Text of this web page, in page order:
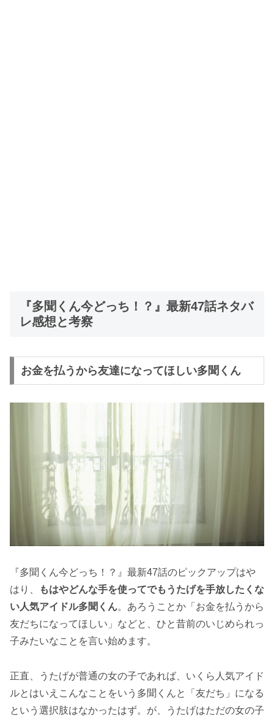
『多聞くん今どっち！？』最新47話ネタバ
レ感想と考察
お金を払うから友達になってほしい多聞くん
『多聞くん今どっち！？』最新47話のピックアップはや
はり、
もはやどんな手を使ってでもうたげを手放したくな
い人気アイドル多聞くん。あろうことか「お金を払うから
友だちになってほしい」などと、ひと昔前のいじめられっ
子みたいなことを言い始めます。
正直、うたげが普通の女の子であれば、いくら人気アイド
ルとはいえこんなことをいう多聞くんと「友だち」になる
という選択肢はなかったはず。が、うたげはただの女の子